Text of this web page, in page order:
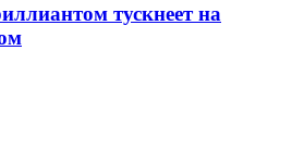
тускнеет на